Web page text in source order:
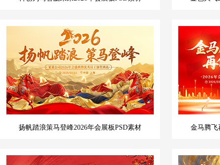
扬帆踏浪策马登峰2026年会展板PSD素材 金马腾飞